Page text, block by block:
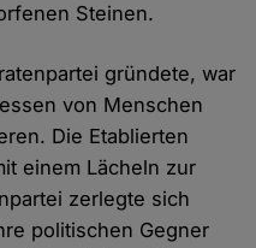
Steinen.
gründete, war
von Menschen
Die Etablierten
einem Lächeln zur
zerlegte sich
politischen Gegner